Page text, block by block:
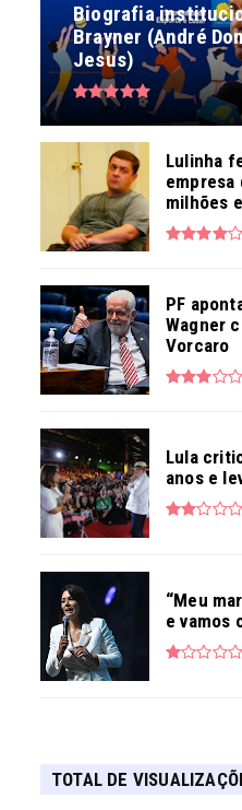
Biografia
Brayner (André
Jesus)
Lulinha
empresa
milhões
PF
Wagner
Vorcaro
Lula
anos e
“Meu
e vamos
TOTAL DE